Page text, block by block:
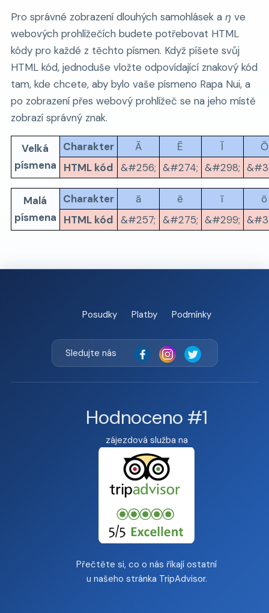
Pro správné zobrazení dlouhých samohlásek a ŋ ve
webových prohlížečích budete potřebovat HTML
kódy pro každé z těchto písmen. Když píšete svůj
HTML kód, jednoduše vložte odpovídající znakový kód
tam, kde chcete, aby bylo vaše písmeno Rapa Nui, a
po zobrazení přes webový prohlížeč se na jeho místě
zobrazí správný znak.
Velká
písmena
Charakter Ā Ē Ī
Ō
HTML kód &#256; &#274; &#298;
Malá
písmena
Charakter ā ē ī
ō
HTML kód
&#257; &#275; &#299;
Posudky Platby Podmínky
Sledujte nás
Hodnoceno #1
zájezdová služba na
Přečtěte si, co o nás říkají ostatní
u našeho stránka TripAdvisor.